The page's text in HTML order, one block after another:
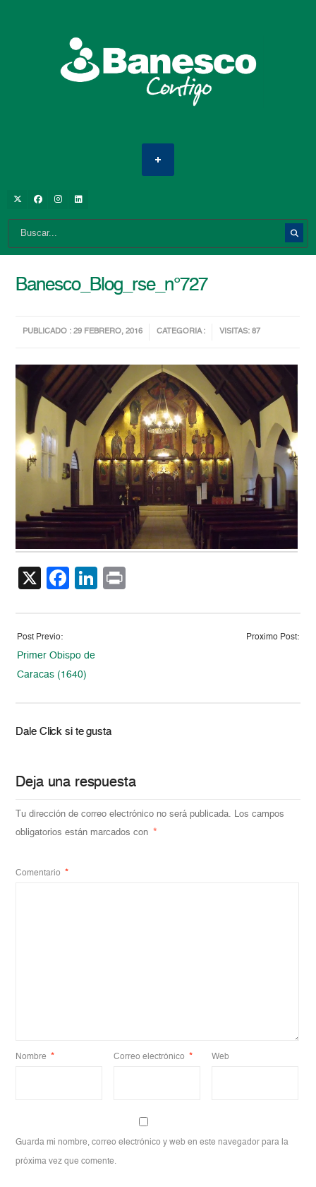
Banesco_Blog_rse_n°727
PUBLICADO : 29 FEBRERO, 2016 CATEGORIA : VISITAS: 87
X Facebook
LinkedIn
Post Previo:
Primer Obispo de
Caracas (1640)
Proximo Post:
Dale Click si te gusta
Deja una respuesta
Tu dirección de correo electrónico no será publicada. Los campos
obligatorios están marcados con *
Comentario *
Nombre * Correo electrónico * Web
Guarda mi nombre, correo electrónico y web en este navegador para la
próxima vez que comente.